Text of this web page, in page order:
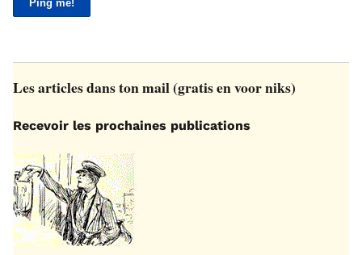
Les articles dans ton mail (gratis en voor niks)
Recevoir les prochaines publications